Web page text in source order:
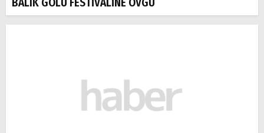
BALIK GÖLÜ FESTİVALİNE ÖVGÜ